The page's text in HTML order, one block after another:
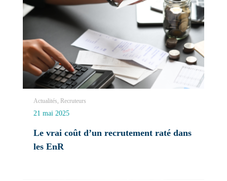
Actualités, Recruteurs
21 mai 2025
Le vrai coût d’un recrutement raté dans
les EnR